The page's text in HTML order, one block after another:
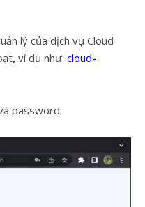
lý của dịch vụ Cloud
, ví dụ như: cloud-
password: